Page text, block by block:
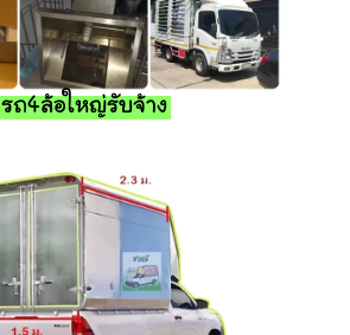
รถ4ล้อใหญ่รับจ้าง